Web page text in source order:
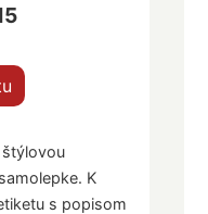
štýlovou
K
s popisom